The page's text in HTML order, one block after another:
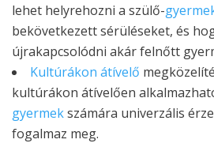
lehet helyrehozni a szülő-
bekövetkezett sérüléseket, és
újrakapcsolódni akár felnőtt
Kultúrákon átívelő
kultúrákon átívelően
gyermekszámára univerzális
fogalmaz meg.